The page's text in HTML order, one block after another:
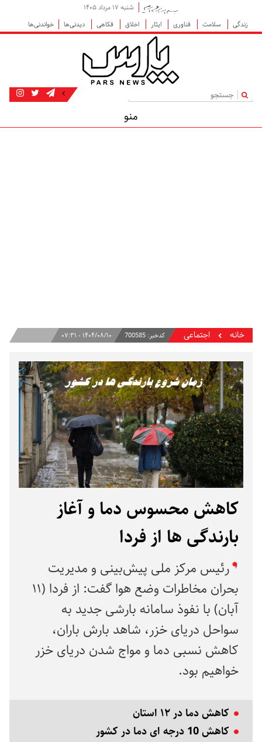
شنبه ۱۷ مرداد ۱۴۰۵
زندگی
سلامت فناوری ایثار اخلاق فکاهی دیدنی‌ها خواندنی‌ها
|
منو
خانه اجتماعی کدخبر:700585 ۱۴۰۴/۰۸/۱۰ - ۰۷:۳۱
کاهش محسوس دما و آغاز
بارندگی ها از فردا
رئیس مرکز ملی پیش‌بینی و مدیریت
بحران مخاطرات وضع هوا گفت: از فردا (۱۱
آبان) با نفوذ سامانه بارشی جدید به
سواحل دریای خزر، شاهد بارش باران،
کاهش نسبی دما و مواج شدن دریای خزر
خواهیم بود.
کاهش دما در ۱۲ استان
کاهش 10 درجه ای دما در کشور